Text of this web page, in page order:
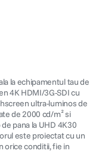
la echipamentul tau de
4K HDMI/3G-SDI cu
ultra-luminos de
de 2000 cd/m² si
pana la UHD 4K30
este proiectat cu un
orice conditii, fie in